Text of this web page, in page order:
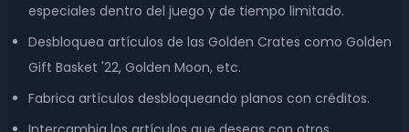
especiales dentro del juego y de tiempo limitado.
Desbloquea artículos de las Golden Crates como Golden
Gift Basket '22, Golden Moon, etc.
Fabrica artículos desbloqueando planos con créditos.